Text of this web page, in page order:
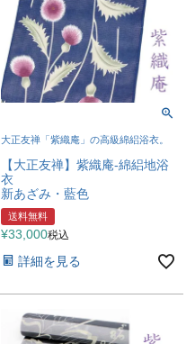
大正友禅「紫織庵」の高級綿絽浴衣。
【大正友禅】紫織庵-綿絽地浴
衣
新あざみ・藍色
送料無料
¥33,000税込
詳細を見る